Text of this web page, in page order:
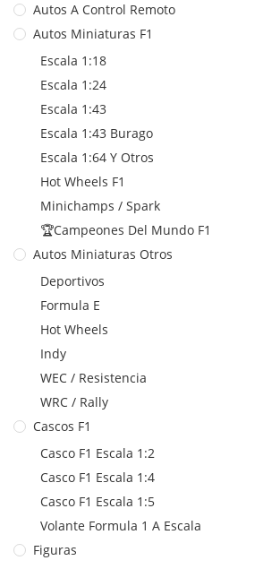
Autos A Control Remoto
Autos Miniaturas F1
Escala 1:18
Escala 1:24
Escala 1:43
Escala 1:43 Burago
Escala 1:64 Y Otros
Hot Wheels F1
Minichamps / Spark
🏆Campeones Del Mundo F1
Autos Miniaturas Otros
Deportivos
Formula E
Hot Wheels
Indy
WEC / Resistencia
WRC / Rally
Cascos F1
Casco F1 Escala 1:2
Casco F1 Escala 1:4
Casco F1 Escala 1:5
Volante Formula 1 A Escala
Figuras